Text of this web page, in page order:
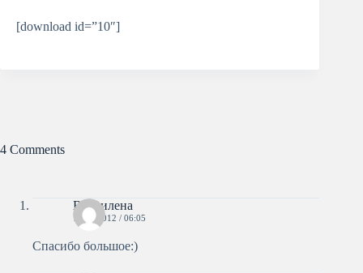
[download id=”10″]
4 Comments
Владилена
15.05.2012 / 06:05
Спасибо большое:)